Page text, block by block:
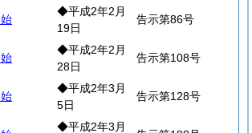
◆平成2年2月
19日
告示第86号
◆平成2年2月
28日
告示第108号
◆平成2年3月
5日
告示第128号
◆平成2年3月